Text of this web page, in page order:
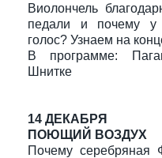
Виолончель
педали и почему у
голос? Узнаем на
В программе:
Шнитке
14 ДЕКАБРЯ
ПОЮЩИЙ ВОЗДУХ
Почему серебряная